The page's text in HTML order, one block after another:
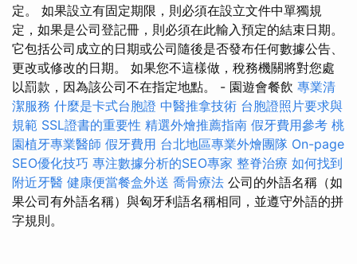
定。 如果設立有固定期限，則必須在設立文件中單獨規
定，如果是公司登記冊，則必須在此輸入預定的結束日期。
它包括公司成立的日期或公司隨後是否發布任何數據公告、
更改或修改的日期。 如果您不這樣做，稅務機關將對您處
以罰款，因為該公司不在指定地點。 - 園遊會餐飲 專業清
潔服務 什麼是卡式台胞證 中醫推拿技術 台胞證照片要求與
規範 SSL證書的重要性 精選外燴推薦指南 假牙費用參考 桃
園植牙專業醫師 假牙費用 台北地區專業外燴團隊 On-page
SEO優化技巧 專注數據分析的SEO專家 整脊治療 如何找到
附近牙醫 健康便當餐盒外送 喬骨療法 公司的外語名稱（如
果公司有外語名稱）與匈牙利語名稱相同，並遵守外語的拼
字規則。